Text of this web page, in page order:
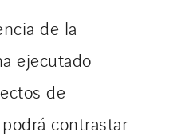
de la
ejecutado
de
contrastar